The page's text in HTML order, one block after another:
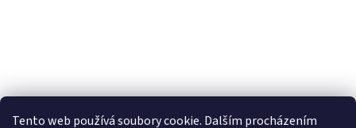
Tento web používá soubory cookie. Dalším procházením